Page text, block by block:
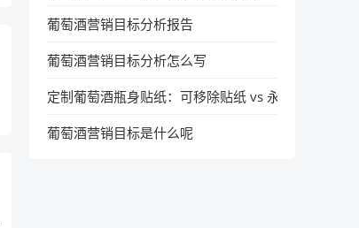
葡萄酒营销目标分析报告
葡萄酒营销目标分析怎么写
定制葡萄酒瓶身贴纸：可移除贴纸 vs 永久贴纸，使
葡萄酒营销目标是什么呢